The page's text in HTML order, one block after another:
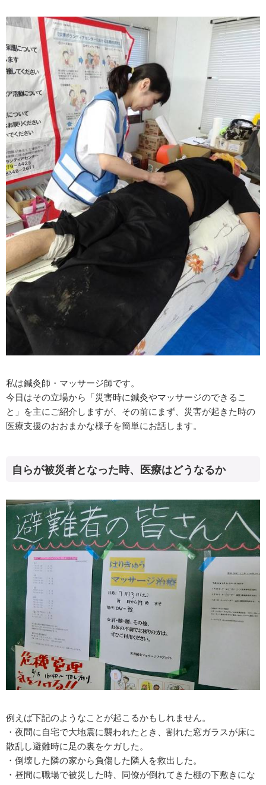
私は鍼灸師・マッサージ師です。
今日はその立場から「災害時に鍼灸やマッサージのできるこ
と」を主にご紹介しますが、その前にまず、災害が起きた時の
医療支援のおおまかな様子を簡単にお話します。
自らが被災者となった時、医療はどうなるか
例えば下記のようなことが起こるかもしれません。
・夜間に自宅で大地震に襲われたとき、割れた窓ガラスが床に
散乱し避難時に足の裏をケガした。
・倒壊した隣の家から負傷した隣人を救出した。
・昼間に職場で被災した時、同僚が倒れてきた棚の下敷きにな